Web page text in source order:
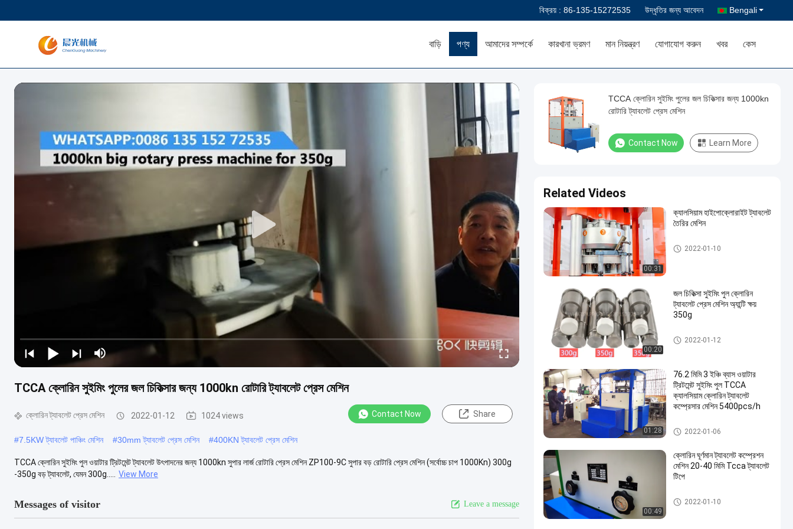
বিক্রয় : 86-135-15272535 উদ্ধৃতির জন্য আবেদন Bengali
বাড়ি পণ্য আমাদের সম্পর্কে কারখানা ভ্রমণ মান নিয়ন্ত্রণ যোগাযোগ করুন খবর কেস
TCCA ক্লোরিন সুইমিং পুলের জল চিকিত্সার জন্য 1000kn রোটারি ট্যাবলেট প্রেস মেশিন
ক্লোরিন ট্যাবলেট প্রেস মেশিন 2022-01-12 1024 views Contact Now Share
#7.5KW ট্যাবলেট পাঞ্চিং মেশিন #30mm ট্যাবলেট প্রেস মেশিন #400KN ট্যাবলেট প্রেস মেশিন
TCCA ক্লোরিন সুইমিং পুল ওয়াটার ট্রিটমেন্ট ট্যাবলেট উৎপাদনের জন্য 1000kn সুপার লার্জ রোটারি প্রেস মেশিন ZP100-9C সুপার বড় রোটারি প্রেস মেশিন (সর্বোচ্চ চাপ 1000Kn) 300g
-350g বড় ট্যাবলেট, যেমন 300g.....
View More
Messages of visitor Leave a message
TCCA ক্লোরিন সুইমিং পুলের জল চিকিত্সার জন্য 1000kn
রোটারি ট্যাবলেট প্রেস মেশিন
Contact Now Learn More
Related Videos
00:31
ক্যালসিয়াম হাইপোক্লোরাইট ট্যাবলেট
তৈরির মেশিন
ক্লোরিন ট্যাবলেট প্রেস মেশিন
2022-01-10
00:20
জল চিকিত্সা সুইমিং পুল ক্লোরিন
ট্যাবলেট প্রেস মেশিন অ্যান্টি ক্ষয়
350g
ক্লোরিন ট্যাবলেট প্রেস মেশিন
2022-01-12
01:28
76.2 মিমি 3 ইঞ্চি ব্যাস ওয়াটার
ট্রিটমেন্ট সুইমিং পুল TCCA
ক্যালসিয়াম ক্লোরিন ট্যাবলেট
কম্প্রেসার মেশিন 5400pcs/h
ক্লোরিন ট্যাবলেট প্রেস মেশিন
2022-01-06
00:49
ক্লোরিন ঘূর্ণমান ট্যাবলেট কম্প্রেশন
মেশিন 20-40 মিমি Tcca ট্যাবলেট
টিপে
ক্লোরিন ট্যাবলেট প্রেস মেশিন
2022-01-10